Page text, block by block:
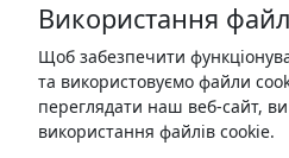
Використання
Щоб забезпечити
та використовуємо файли
переглядати наш веб-сайт, ви
використання файлів cookie.
БУКУРУК